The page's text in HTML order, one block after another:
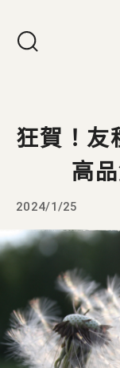
狂賀！友
高
2024/1/25